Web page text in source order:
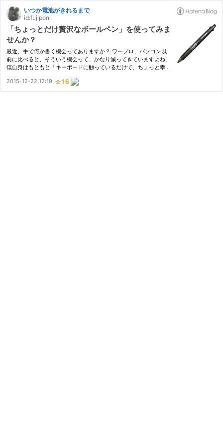
いつか電池がきれるまで
id:fujipon
「ちょっとだけ贅沢なボールペン」を使ってみま
せんか？
最近、手で何か書く機会ってありますか？ ワープロ、パソコン以
前に比べると、そういう機会って、かなり減ってきていますよね。
僕自身はもともと「キーボードに触っているだけで、ちょっと幸
もないのですが、十代くらいまでは「手書き」というか、「手書
き…
2015-12-22 12:19